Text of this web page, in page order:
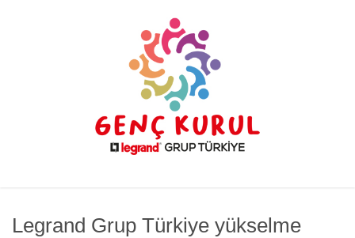
Legrand Grup Türkiye yükselme